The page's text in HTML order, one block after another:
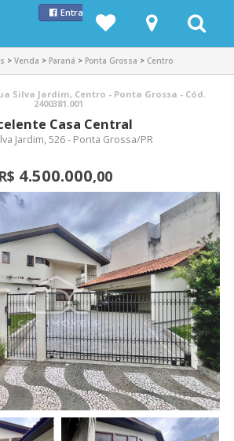
Entrar com Facebook
> Venda > Paraná > Ponta Grossa > Centro
Silva Jardim, Centro - Ponta Grossa - Cód.
2400381.001
Casa Central
Jardim, 526 - Ponta Grossa/PR
R$ 4.500.000,00